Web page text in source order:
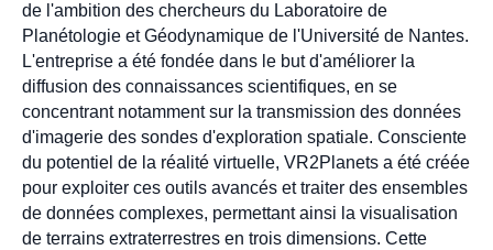
de l'ambition des chercheurs du Laboratoire de
Planétologie et Géodynamique de l'Université de Nantes.
L'entreprise a été fondée dans le but d'améliorer la
diffusion des connaissances scientifiques, en se
concentrant notamment sur la transmission des données
d'imagerie des sondes d'exploration spatiale. Consciente
du potentiel de la réalité virtuelle, VR2Planets a été créée
pour exploiter ces outils avancés et traiter des ensembles
de données complexes, permettant ainsi la visualisation
de terrains extraterrestres en trois dimensions. Cette